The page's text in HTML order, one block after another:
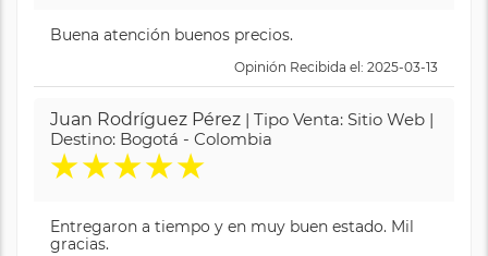
Buena atención buenos precios.
Opinión Recibida el: 2025-03-13
Juan Rodríguez Pérez | Tipo Venta: Sitio Web |
Destino: Bogotá - Colombia
★★★★★
Entregaron a tiempo y en muy buen estado. Mil
gracias.